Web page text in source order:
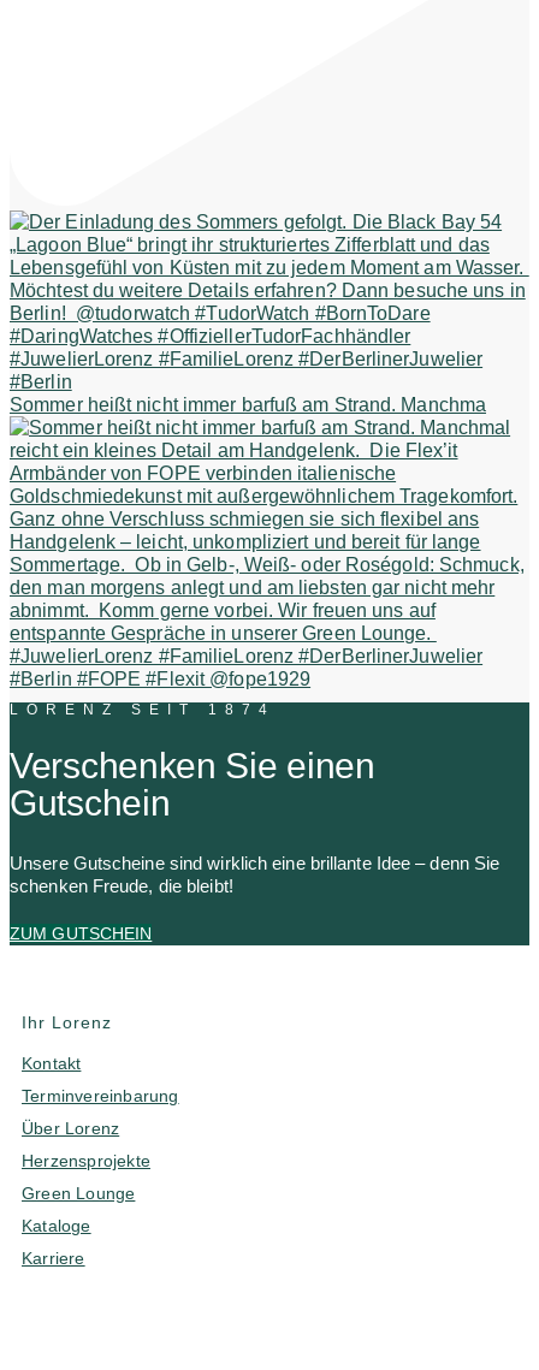
Sommer heißt nicht immer barfuß am Strand. Manchma
LORENZ SEIT 1874
Verschenken Sie einen
Gutschein
Unsere Gutscheine sind wirklich eine brillante Idee – denn Sie
schenken Freude, die bleibt!
ZUM GUTSCHEIN
Ihr Lorenz
Kontakt
Terminvereinbarung
Über Lorenz
Herzensprojekte
Green Lounge
Kataloge
Karriere